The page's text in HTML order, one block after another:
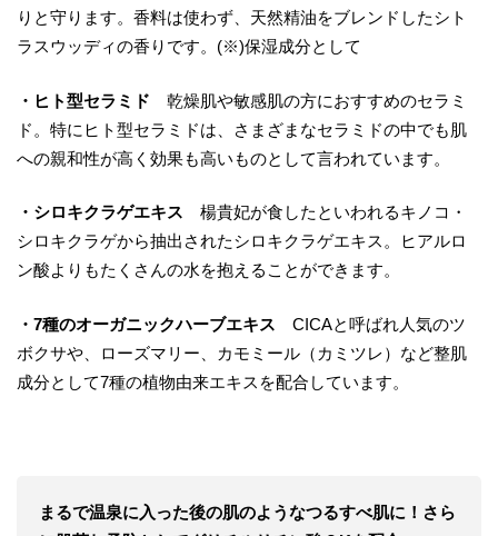
りと守ります。香料は使わず、天然精油をブレンドしたシト
ラスウッディの香りです。(※)保湿成分として
・ヒト型セラミド 乾燥肌や敏感肌の方におすすめのセラミ
ド。特にヒト型セラミドは、さまざまなセラミドの中でも肌
への親和性が高く効果も高いものとして言われています。
・シロキクラゲエキス 楊貴妃が食したといわれるキノコ・
シロキクラゲから抽出されたシロキクラゲエキス。ヒアルロ
ン酸よりもたくさんの水を抱えることができます。
・7種のオーガニックハーブエキス CICAと呼ばれ人気のツ
ボクサや、ローズマリー、カモミール（カミツレ）など整肌
成分として7種の植物由来エキスを配合しています。
まるで温泉に入った後の肌のようなつるすべ肌に！さら